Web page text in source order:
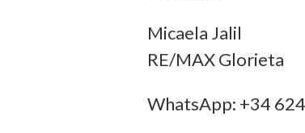
Micaela Jalil
RE/MAX Glorieta
WhatsApp: +34